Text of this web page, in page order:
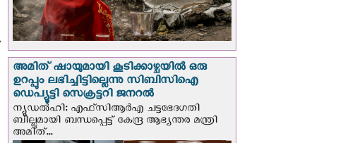
അമിത് ഷായുമായി കൂടിക്കാഴ്ചയില്‍ ഒരു
ഉറപ്പും ലഭിച്ചിട്ടില്ലെന്നു സിബിസിഐ
ഡെപ്യൂട്ടി സെക്രട്ടറി ജനറല്‍
ന്യൂഡല്‍ഹി: എഫ്‌സിആര്‍എ ചട്ടഭേദഗതി
ബില്ലുമായി ബന്ധപ്പെട്ട് കേന്ദ്ര ആഭ്യന്തര മന്ത്രി
അമിത്...